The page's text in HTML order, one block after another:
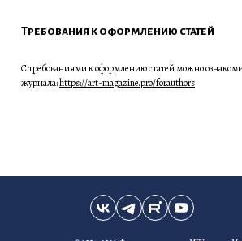
С требованиями к оформлению статей можно
журнала:https://art-magazine.pro/forauthors
Требования к оформлению статей